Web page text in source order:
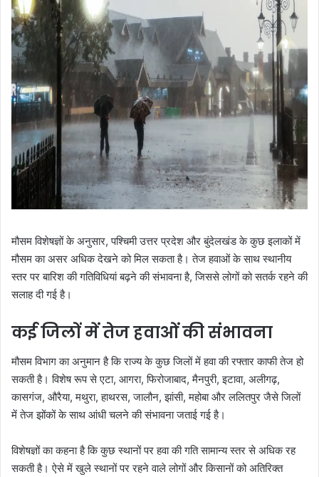
मौसम विशेषज्ञों के अनुसार, पश्चिमी उत्तर प्रदेश और बुंदेलखंड के कुछ इलाकों में
मौसम का असर अधिक देखने को मिल सकता है। तेज हवाओं के साथ स्थानीय
स्तर पर बारिश की गतिविधियां बढ़ने की संभावना है, जिससे लोगों को सतर्क रहने की
सलाह दी गई है।
कई जिलों में तेज हवाओं की संभावना
मौसम विभाग का अनुमान है कि राज्य के कुछ जिलों में हवा की रफ्तार काफी तेज हो
सकती है। विशेष रूप से एटा, आगरा, फिरोजाबाद, मैनपुरी, इटावा, अलीगढ़,
कासगंज, औरैया, मथुरा, हाथरस, जालौन, झांसी, महोबा और ललितपुर जैसे जिलों
में तेज झोंकों के साथ आंधी चलने की संभावना जताई गई है।
विशेषज्ञों का कहना है कि कुछ स्थानों पर हवा की गति सामान्य स्तर से अधिक रह
सकती है। ऐसे में खुले स्थानों पर रहने वाले लोगों और किसानों को अतिरिक्त